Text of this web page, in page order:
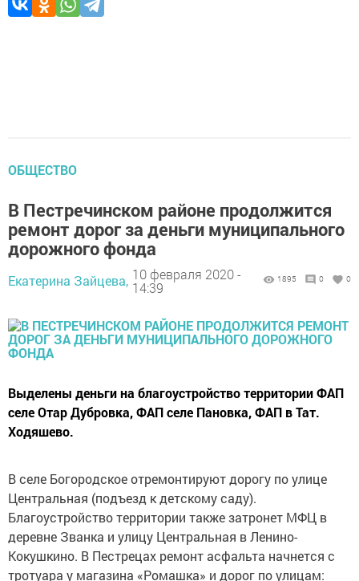
ОБЩЕСТВО
В Пестречинском районе продолжится
ремонт дорог за деньги муниципального
дорожного фонда
Екатерина Зайцева, 10 февраля 2020 -
14:39
1895 0 0
Выделены деньги на благоустройство территории ФАП
селе Отар Дубровка, ФАП селе Пановка, ФАП в Тат.
Ходяшево.
В селе Богородское отремонтируют дорогу по улице
Центральная (подъезд к детскому саду).
Благоустройство территории также затронет МФЦ в
деревне Званка и улицу Центральная в Ленино-
Кокушкино. В Пестрецах ремонт асфальта начнется с
тротуара у магазина «Ромашка» и дорог по улицам: